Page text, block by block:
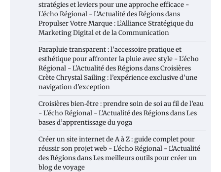
stratégies et leviers pour une approche efficace -
L'écho Régional - L'Actualité des Régionsdans
Propulser Votre Marque : L’Alliance Stratégique du
Marketing Digital et de la Communication
Parapluie transparent : l’accessoire pratique et
esthétique pour affronter la pluie avec style - L'écho
Régional - L'Actualité des RégionsdansCroisières
Crète Chrystal Sailing : l’expérience exclusive d’une
navigation d’exception
Croisières bien‑être : prendre soin de soi au fil de l’eau
- L'écho Régional - L'Actualité des RégionsdansLes
bases d’apprentissage du yoga
Créer un site internet de A à Z : guide complet pour
réussir son projet web - L'écho Régional - L'Actualité
des RégionsdansLes meilleurs outils pour créer un
blog de voyage